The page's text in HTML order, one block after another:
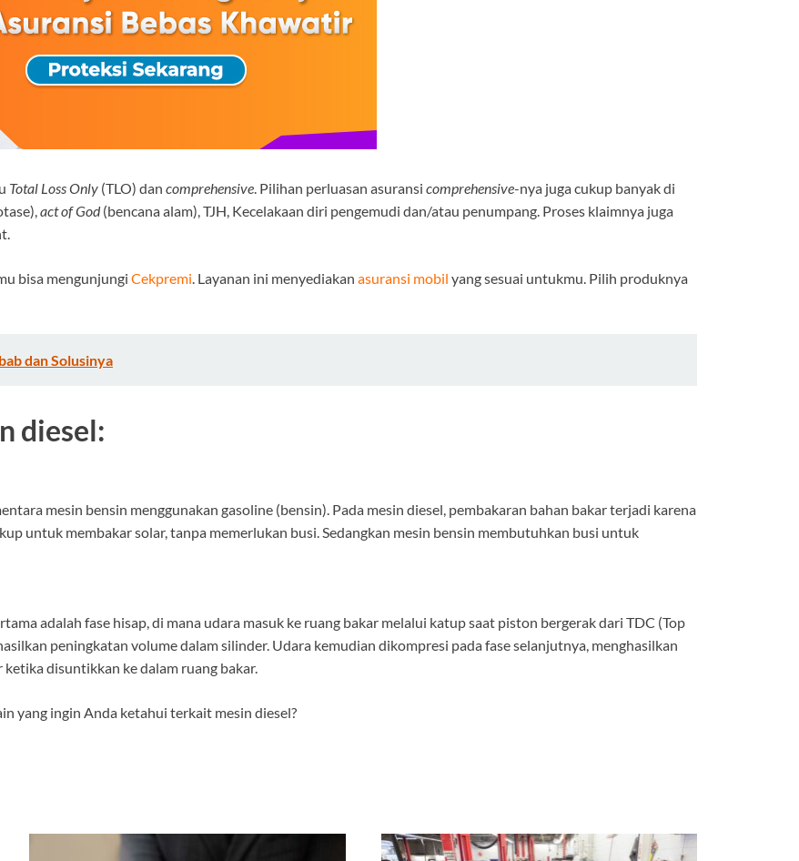
Total Loss Only (TLO) dan comprehensive . Pilihan perluasan asuransi comprehensive-nya juga cukup banyak di
act of God(bencana alam), TJH, Kecelakaan diri pengemudi dan/atau penumpang. Proses klaimnya juga
bisa mengunjungi Cekpremi . Layanan ini menyediakan asuransi mobil yang sesuai untukmu. Pilih produknya
dan Solusinya
diesel:
mesin bensin menggunakan gasoline (bensin). Pada mesin diesel, pembakaran bahan bakar terjadi karena
untuk membakar solar, tanpa memerlukan busi. Sedangkan mesin bensin membutuhkan busi untuk
adalah fase hisap, di mana udara masuk ke ruang bakar melalui katup saat piston bergerak dari TDC (Top
peningkatan volume dalam silinder. Udara kemudian dikompresi pada fase selanjutnya, menghasilkan
disuntikkan ke dalam ruang bakar.
yang ingin Anda ketahui terkait mesin diesel?